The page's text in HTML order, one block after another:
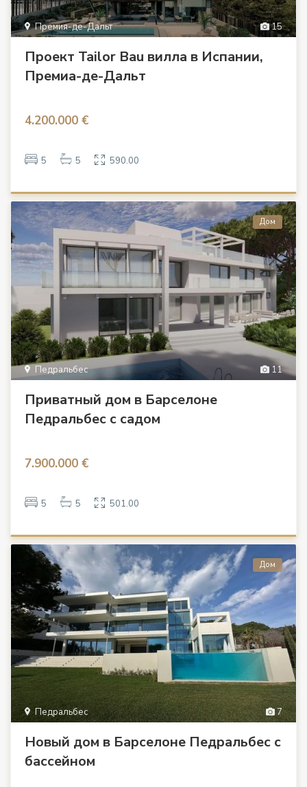
15
Премия-де-Дальт
Проект Tailor Bau вилла в Испании,
Премиа-де-Дальт
4.200.000 €
5 5 590.00
11
Педральбес
Дом
Приватный дом в Барселоне
Педральбес с садом
7.900.000 €
5 5 501.00
7
Педральбес
Дом
Новый дом в Барселоне Педральбес с
бассейном